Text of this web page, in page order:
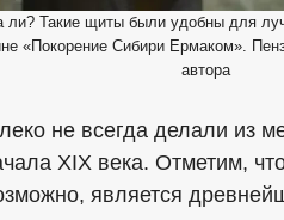
ли? Такие щиты были удобны для
«Покорение Сибири Ермаком».
автора
не всегда делали из
XIX века. Отметим,
является